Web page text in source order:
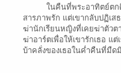
ในคืนที่พระอาทิตย์ต
สารภาพรัก แต่เขากลับปฏิเส
ฆ่านักเรียนหญิงที่เคยฆ่าตัวต
ฆ่าอาร์ตเพื่อให้เขารักเธอ แ
บ้าคลั่งของเธอในค่ำคืนที่มืด